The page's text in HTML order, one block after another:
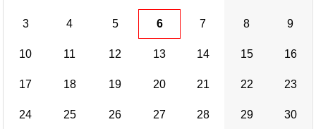
3 4 5 6 7 8 9
10 11 12 13 14 15 16
17 18 19 20 21 22 23
24 25 26 27 28 29 30